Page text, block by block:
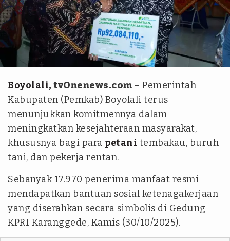
Tim tvOne - Agus Saptono
Boyolali, tvOnenews.com – Pemerintah
Kabupaten (Pemkab) Boyolali terus
menunjukkan komitmennya dalam
meningkatkan kesejahteraan masyarakat,
khususnya bagi para petani tembakau, buruh
tani, dan pekerja rentan.
Sebanyak 17.970 penerima manfaat resmi
mendapatkan bantuan sosial ketenagakerjaan
yang diserahkan secara simbolis di Gedung
KPRI Karanggede, Kamis (30/10/2025).